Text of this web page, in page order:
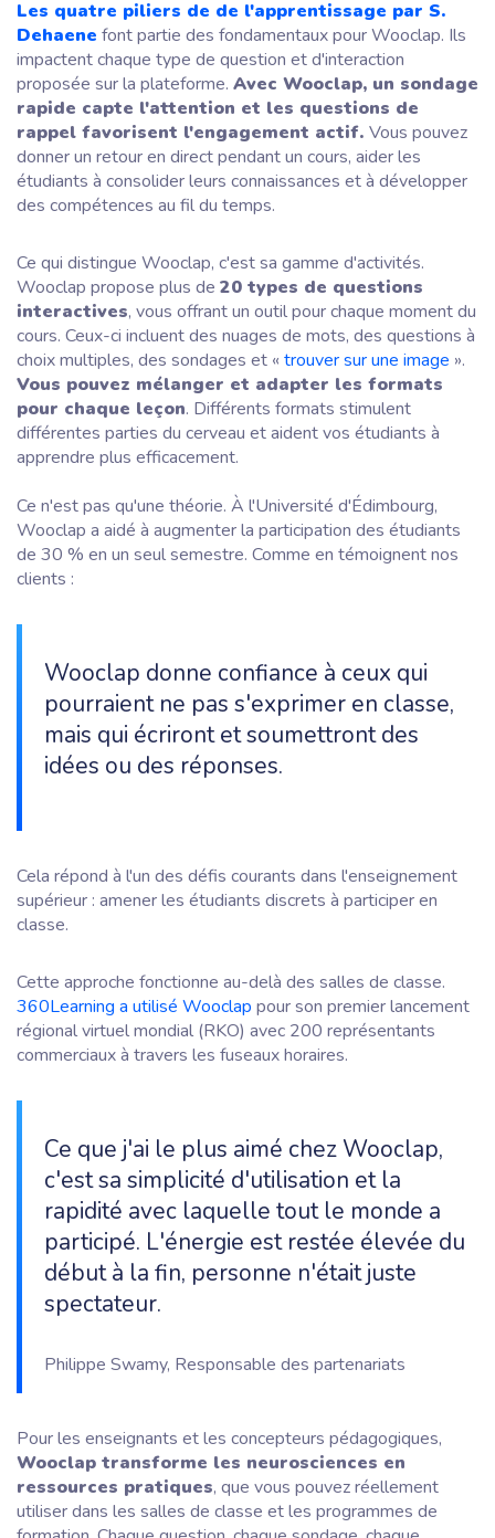
Les quatre piliers de de l'apprentissage par S.
Dehaene font partie des fondamentaux pour Wooclap. Ils
impactent chaque type de question et d'interaction
proposée sur la plateforme. Avec Wooclap, un sondage
rapide capte l'attention et les questions de
rappel favorisent l'engagement actif. Vous pouvez
donner un retour en direct pendant un cours, aider les
étudiants à consolider leurs connaissances et à développer
des compétences au fil du temps.
Ce qui distingue Wooclap, c'est sa gamme d'activités.
Wooclap propose plus de 20 types de questions
interactives, vous offrant un outil pour chaque moment du
cours. Ceux-ci incluent des nuages de mots, des questions à
choix multiples, des sondages et « trouver sur une image ».
Vous pouvez mélanger et adapter les formats
pour chaque leçon. Différents formats stimulent
différentes parties du cerveau et aident vos étudiants à
apprendre plus efficacement.
Ce n'est pas qu'une théorie. À l'Université d'Édimbourg,
Wooclap a aidé à augmenter la participation des étudiants
de 30 % en un seul semestre. Comme en témoignent nos
clients :
Wooclap donne confiance à ceux qui
pourraient ne pas s'exprimer en classe,
mais qui écriront et soumettront des
idées ou des réponses.
Cela répond à l'un des défis courants dans l'enseignement
supérieur : amener les étudiants discrets à participer en
classe.
Cette approche fonctionne au-delà des salles de classe.
360Learning a utilisé Wooclap pour son premier lancement
régional virtuel mondial (RKO) avec 200 représentants
commerciaux à travers les fuseaux horaires.
Ce que j'ai le plus aimé chez Wooclap,
c'est sa simplicité d'utilisation et la
rapidité avec laquelle tout le monde a
participé. L'énergie est restée élevée du
début à la fin, personne n'était juste
spectateur.
Philippe Swamy, Responsable des partenariats
Pour les enseignants et les concepteurs pédagogiques,
Wooclap transforme les neurosciences en
ressources pratiques, que vous pouvez réellement
utiliser dans les salles de classe et les programmes de